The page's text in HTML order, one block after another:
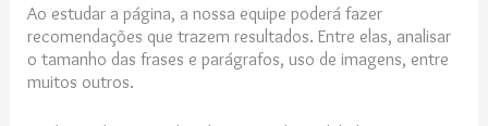
Ao estudar a página, a nossa equipe poderá fazer
recomendações que trazem resultados. Entre elas, analisar
o tamanho das frases e parágrafos, uso de imagens, entre
muitos outros.